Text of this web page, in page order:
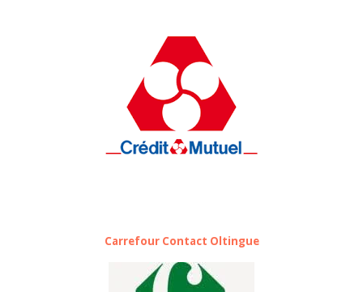
Carrefour Contact Oltingue